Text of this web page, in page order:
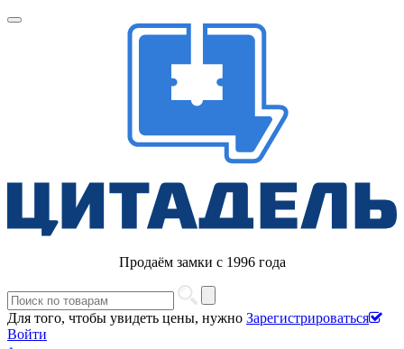
Продаём замки с 1996 года
Для того, чтобы увидеть цены, нужно Зарегистрироваться
Войти